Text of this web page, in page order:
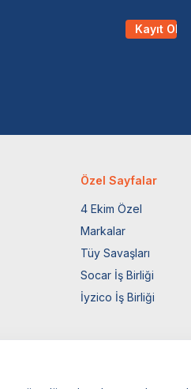
Kayıt Ol
Özel Sayfalar
4 Ekim Özel
Markalar
Tüy Savaşları
Socar İş Birliği
İyzico İş Birliği